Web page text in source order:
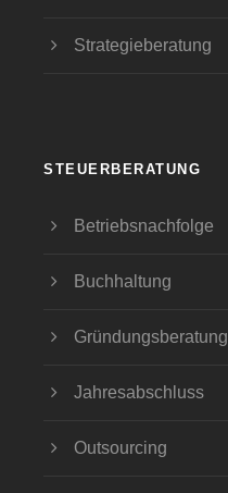
Strategieberatung
STEUERBERATUNG
Betriebsnachfolge
Buchhaltung
Gründungsberatung
Jahresabschluss
Outsourcing